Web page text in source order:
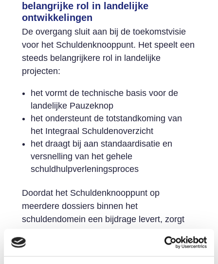
belangrijke rol in landelijke
ontwikkelingen
De overgang sluit aan bij de toekomstvisie
voor het Schuldenknooppunt. Het speelt een
steeds belangrijkere rol in landelijke
projecten:
het vormt de technische basis voor de
landelijke Pauzeknop
het ondersteunt de totstandkoming van
het Integraal Schuldenoverzicht
het draagt bij aan standaardisatie en
versnelling van het gehele
schuldhulpverleningsproces
Doordat het Schuldenknooppunt op
meerdere dossiers binnen het
schuldendomein een bijdrage levert, zorgt
efficiënte besteding van overheidsmiddelen
en voor het creëren van een standaard in